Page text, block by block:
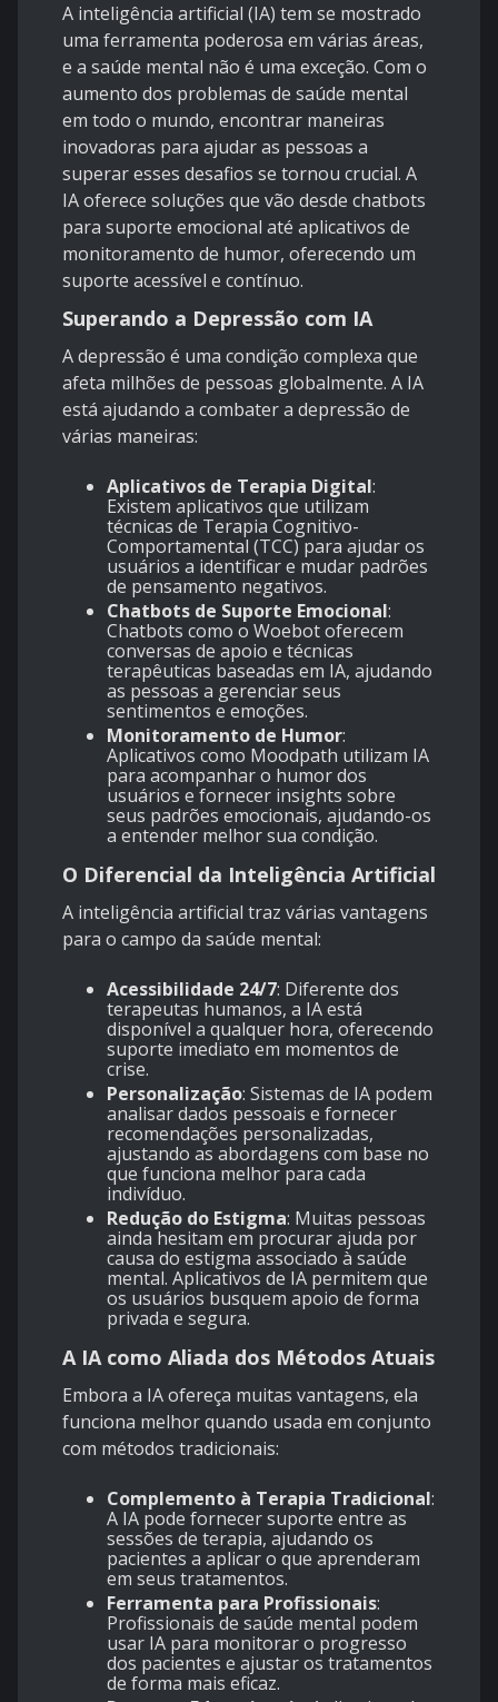
A inteligência artificial (IA) tem se mostrado
uma ferramenta poderosa em várias áreas,
e a saúde mental não é uma exceção. Com o
aumento dos problemas de saúde mental
em todo o mundo, encontrar maneiras
inovadoras para ajudar as pessoas a
superar esses desafios se tornou crucial. A
IA oferece soluções que vão desde chatbots
para suporte emocional até aplicativos de
monitoramento de humor, oferecendo um
suporte acessível e contínuo.
Superando a Depressão com IA
A depressão é uma condição complexa que
afeta milhões de pessoas globalmente. A IA
está ajudando a combater a depressão de
várias maneiras:
Aplicativos de Terapia Digital:
Existem aplicativos que utilizam
técnicas de Terapia Cognitivo-
Comportamental (TCC) para ajudar os
usuários a identificar e mudar padrões
de pensamento negativos.
Chatbots de Suporte Emocional:
Chatbots como o Woebot oferecem
conversas de apoio e técnicas
terapêuticas baseadas em IA, ajudando
as pessoas a gerenciar seus
sentimentos e emoções.
Monitoramento de Humor:
Aplicativos como Moodpath utilizam IA
para acompanhar o humor dos
usuários e fornecer insights sobre
seus padrões emocionais, ajudando-os
a entender melhor sua condição.
O Diferencial da Inteligência Artificial
A inteligência artificial traz várias vantagens
para o campo da saúde mental:
Acessibilidade 24/7: Diferente dos
terapeutas humanos, a IA está
disponível a qualquer hora, oferecendo
suporte imediato em momentos de
crise.
Personalização: Sistemas de IA podem
analisar dados pessoais e fornecer
recomendações personalizadas,
ajustando as abordagens com base no
que funciona melhor para cada
indivíduo.
Redução do Estigma: Muitas pessoas
ainda hesitam em procurar ajuda por
causa do estigma associado à saúde
mental. Aplicativos de IA permitem que
os usuários busquem apoio de forma
privada e segura.
A IA como Aliada dos Métodos Atuais
Embora a IA ofereça muitas vantagens, ela
funciona melhor quando usada em conjunto
com métodos tradicionais:
Complemento à Terapia Tradicional:
A IA pode fornecer suporte entre as
sessões de terapia, ajudando os
pacientes a aplicar o que aprenderam
em seus tratamentos.
Ferramenta para Profissionais:
Profissionais de saúde mental podem
usar IA para monitorar o progresso
dos pacientes e ajustar os tratamentos
de forma mais eficaz.